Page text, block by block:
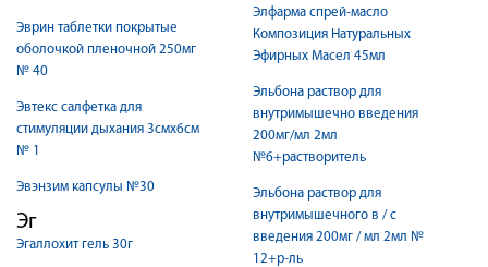
Эврин таблетки покрытые
оболочкой пленочной 250мг
№ 40
Эвтекс салфетка для
стимуляции дыхания 3смх6см
№ 1
Эвэнзим капсулы №30
Эг
Эгаллохит гель 30г
Элфарма спрей-масло
Композиция Натуральных
Эфирных Масел 45мл
Эльбона раствор для
внутримышечно введения
200мг/мл 2мл
№6+растворитель
Эльбона раствор для
внутримышечного в / с
введения 200мг / мл 2мл №
12+р-ль